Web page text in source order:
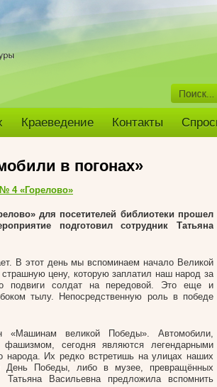
Краеведение Контакты
в погонах»
4 «Горелово»
для посетителей библиотеки прошел
подготовил сотрудник Татьяна
В этот день мы вспоминаем начало Великой
цену, которую заплатил наш народ за
солдат на передовой. Это еще и
тылу. Непосредственную роль в победе
«Машинам великой Победы». Автомобили,
сегодня являются легендарными
народа. Их редко встретишь на улицах наших
Победы, либо в музее, превращённых
Васильевна предложила вспомнить